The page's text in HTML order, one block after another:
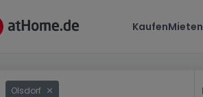
KaufenMieten
Olsdorf